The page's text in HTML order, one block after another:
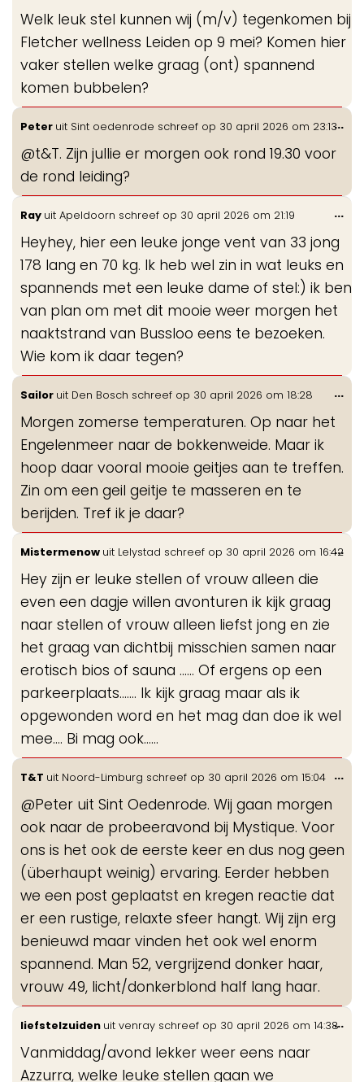
Welk leuk stel kunnen wij (m/v) tegenkomen bij
Fletcher wellness Leiden op 9 mei? Komen hier
vaker stellen welke graag (ont) spannend
komen bubbelen?
Peter uit Sint oedenrode schreef op 30 april 2026 om 23:13
@t&T. Zijn jullie er morgen ook rond 19.30 voor
de rond leiding?
...
Ray uit Apeldoorn schreef op 30 april 2026 om 21:19
Heyhey, hier een leuke jonge vent van 33 jong
178 lang en 70 kg. Ik heb wel zin in wat leuks en
spannends met een leuke dame of stel:) ik ben
van plan om met dit mooie weer morgen het
naaktstrand van Bussloo eens te bezoeken.
Wie kom ik daar tegen?
...
Sailor uit Den Bosch schreef op 30 april 2026 om 18:28
Morgen zomerse temperaturen. Op naar het
Engelenmeer naar de bokkenweide. Maar ik
hoop daar vooral mooie geitjes aan te treffen.
Zin om een geil geitje te masseren en te
berijden. Tref ik je daar?
...
Mistermenow uit Lelystad schreef op 30 april 2026 om 16:42
Hey zijn er leuke stellen of vrouw alleen die
even een dagje willen avonturen ik kijk graag
naar stellen of vrouw alleen liefst jong en zie
het graag van dichtbij misschien samen naar
erotisch bios of sauna ...... Of ergens op een
parkeerplaats....... Ik kijk graag maar als ik
opgewonden word en het mag dan doe ik wel
mee.... Bi mag ook......
...
T&T uit Noord-Limburg schreef op 30 april 2026 om 15:04
@Peter uit Sint Oedenrode. Wij gaan morgen
ook naar de probeeravond bij Mystique. Voor
ons is het ook de eerste keer en dus nog geen
(überhaupt weinig) ervaring. Eerder hebben
we een post geplaatst en kregen reactie dat
er een rustige, relaxte sfeer hangt. Wij zijn erg
benieuwd maar vinden het ook wel enorm
spannend. Man 52, vergrijzend donker haar,
vrouw 49, licht/donkerblond half lang haar.
...
liefstelzuiden uit venray schreef op 30 april 2026 om 14:38
Vanmiddag/avond lekker weer eens naar
Azzurra, welke leuke stellen gaan we
...